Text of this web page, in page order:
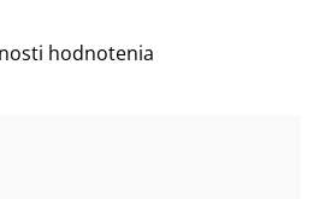
hodnotenia